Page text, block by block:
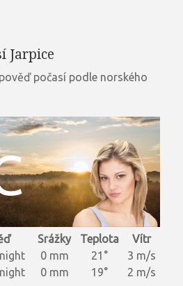
Jarpice
počasí podle norského
Srážky Teplota
Vítr
0 mm 21°
3 m/s
0 mm 19° 2 m/s